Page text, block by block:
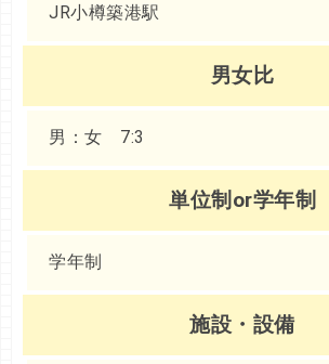
JR小樽築港駅
男女比
男：女 7:3
単位制or学年制
学年制
施設・設備